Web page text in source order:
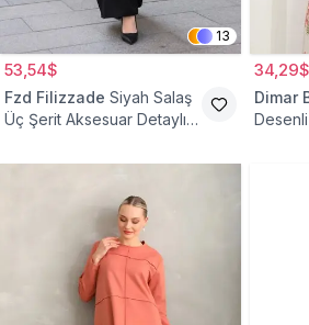
13
53,54$
Fzd Filizzade Siyah Salaş
Üç Şerit Aksesuar Detaylı
34,29$
Dimar
Desenli